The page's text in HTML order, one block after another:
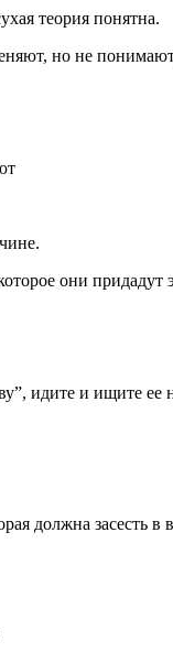
теория понятна.
но не
они
идите и ищите ее
должна засесть